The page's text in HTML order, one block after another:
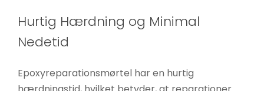
Hurtig Hærdning og Minimal
Nedetid
Epoxyreparationsmørtel har en hurtig